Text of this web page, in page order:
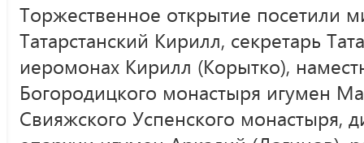
Торжественное открытие посетили
Татарстанский Кирилл, секретарь
иеромонах Кирилл (Корытко),
Богородицкого монастыря игумен
Свияжского Успенского монастыря,